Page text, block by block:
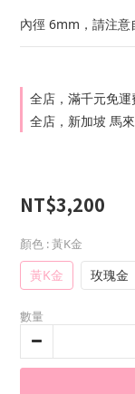
內徑 6mm，請注意
全店，滿千元免運
全店，新加坡 馬
NT$3,200
顏色 : 黃K金
黃K金 玫瑰金
數量